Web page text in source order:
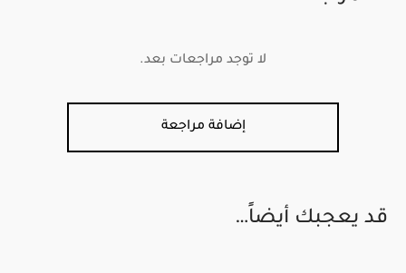
لا توجد مراجعات بعد.
إضافة مراجعة
قد يعجبك أيضاً…